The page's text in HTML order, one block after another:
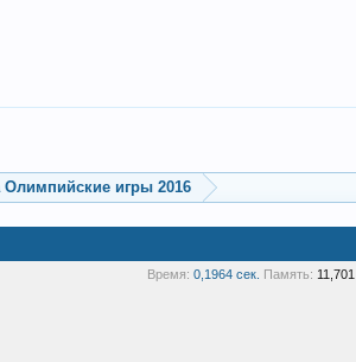
Олимпийские игры 2016
Время: 0,1964 сек. Память: